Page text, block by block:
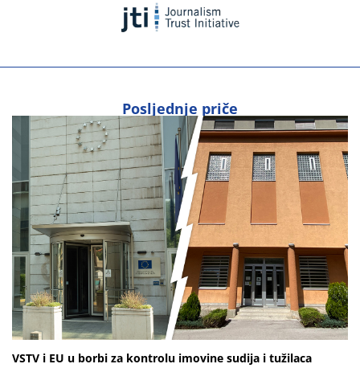
Posljednje priče
VSTV i EU u borbi za kontrolu imovine sudija i tužilaca